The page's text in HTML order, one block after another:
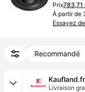
Prix783,71
À partir de
Essayez
Recommandé
Kaufland.fr
Livraison